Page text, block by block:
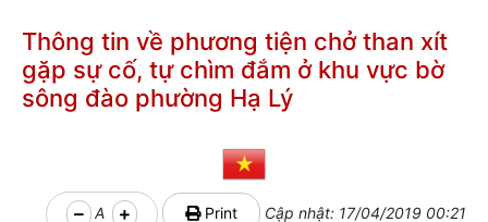
Thông tin về phương tiện chở than xít
gặp sự cố, tự chìm đắm ở khu vực bờ
sông đào phường Hạ Lý
A Print Cập nhật: 17/04/2019 00:21